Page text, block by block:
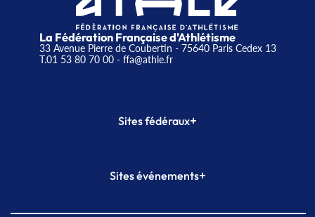
La Fédération Française d'Athlétisme
33 Avenue Pierre de Coubertin - 75640 Paris Cedex 13
T.01 53 80 70 00- ffa@athle.fr
Sites fédéraux+
Plateforme Formation
Sites événements+